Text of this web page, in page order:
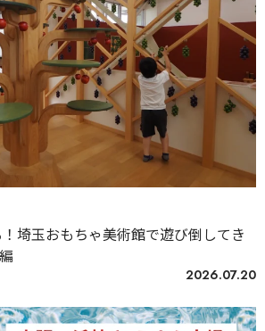
埼玉おもちゃ美術館で遊び倒してき
2026.07.20